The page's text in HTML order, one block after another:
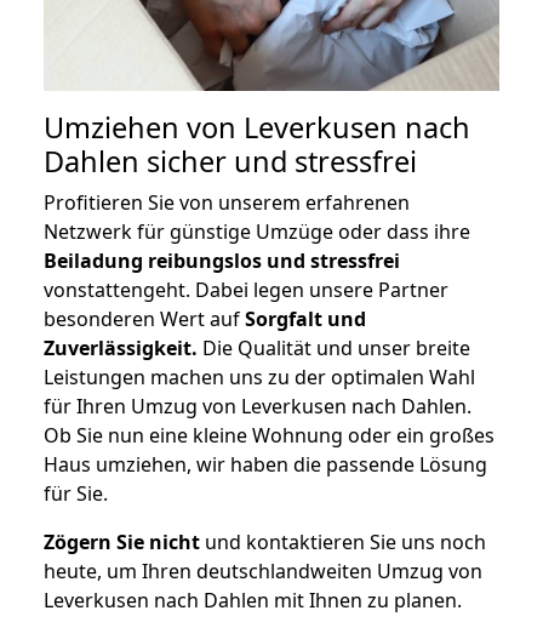
Umziehen von Leverkusen nach
Dahlen sicher und stressfrei
Profitieren Sie von unserem erfahrenen
Netzwerk für günstige Umzüge oder dass ihre
Beiladung reibungslos und stressfrei
vonstattengeht. Dabei legen unsere Partner
besonderen Wert aufSorgfalt und
Zuverlässigkeit. Die Qualität und unser breite
Leistungen machen uns zu der optimalen Wahl
für Ihren Umzug von Leverkusen nach Dahlen.
Ob Sie nun eine kleine Wohnung oder ein großes
Haus umziehen, wir haben die passende Lösung
für Sie.
Zögern Sie nicht und kontaktieren Sie uns noch
heute, um Ihren deutschlandweiten Umzug von
Leverkusen nach Dahlen mit Ihnen zu planen.